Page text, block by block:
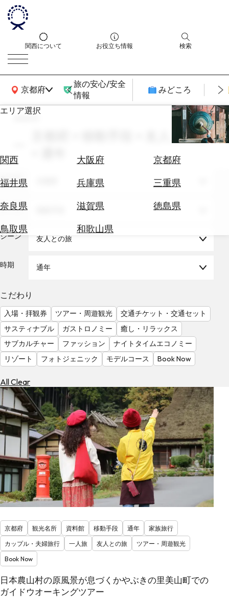
関西について お役立ち情報 検索
京都府
関西広域MAP
旅の安心/安全
情報
みどころ
エリア選択
関西 大阪府
京都府
福井県
兵庫県
三重県
奈良県
滋賀県
徳島県
鳥取県
和歌山県
エ
券
テ
を
る
気
を
見
る
search
京都府 × 移動手段 × 友人との旅
エリア
テーマ
シーン 友人との旅
時期 通年
こだわり
入場・拝観券 ツアー・周遊観光
交通チケット・交通セット
サスティナブル
ガストロノミー
癒し・リラックス
サブカルチャー
ファッション
ナイトタイムエコノミー
リゾート
フォトジェニック モデルコース Book Now
All Clear
京都府 観光名所 資料館 移動手段 通年
家族旅行
カップル・夫婦旅行
一人旅 友人との旅
ツアー・周遊観光
Book Now
日本農山村の原風景が息づくかやぶきの里美山町での
ガイドウオーキングツアー